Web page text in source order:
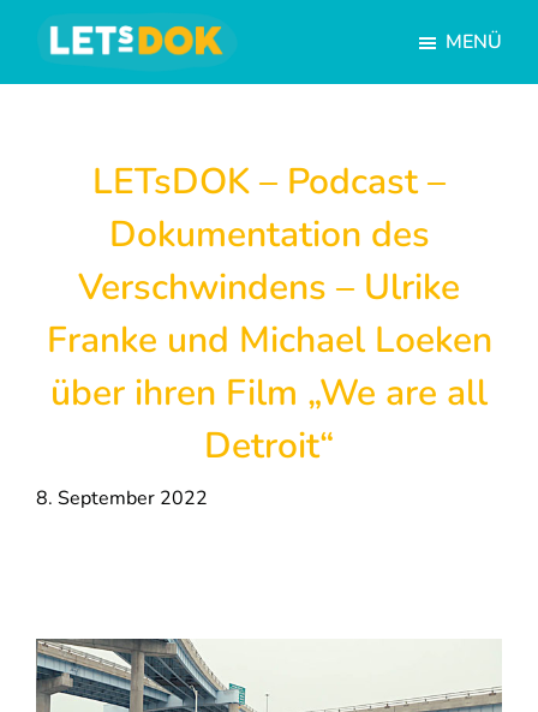
LETsDOK
Deutschlandweite
MENÜ
LETsDOK – Podcast –
Dokumentation des
Verschwindens – Ulrike
Franke und Michael Loeken
über ihren Film „We are all
Detroit“
8. September 2022